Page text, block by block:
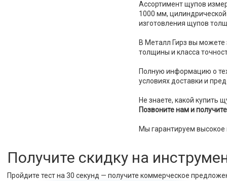
Ассортимент щупов
1000 мм,
изготовления щупов
В Металл Гирз вы
толщины и класса
Полную информацию о
условиях доставки и
Не знаете, какой купить
Позвоните нам и
Мы гарантируем высокое
Получите скидку на
Пройдите тест на 30 секунд — получите коммерческое